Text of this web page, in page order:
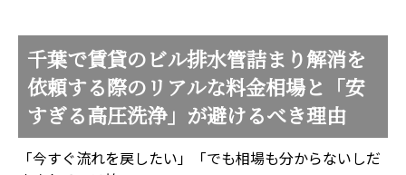
千葉で賃貸のビル排水管詰まり解消を
依頼する際のリアルな料金相場と「安
すぎる高圧洗浄」が避けるべき理由
「今すぐ流れを戻したい」「でも相場も分からないしだ